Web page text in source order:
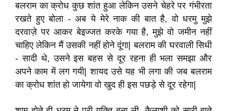
बलराम का क्रोध कुछ शांत हुआ लेकिन उसने चेहरे पर गंभीरता
रखते हुए बोला - अब ये मेरे नाक की बात है,वो धरमु मुझे
दरवाज़े पर आकर बेइज्जत करके गया है,मुझे वो जमीन नहीं
चाहिए लेकिन मैं उसकी नहीं होने दूंगा|बलराम की घरवाली सिधी
- सादी थे,उसने इस बहस से दूर रहना ही भला समझा और
अपने काम में लग गयी|शायद उसे यह भी लगा की जब बलराम
का क्रोध शांत हो जायेगा वो खुद ही इस पछड़े से दूर रहेगा|